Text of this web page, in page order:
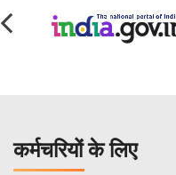
कर्मचरियों के लिए